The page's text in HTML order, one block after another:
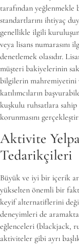
tarafından
standartlarını ihtiyaç
genellikle ilgili
veya lisans numarasını
denetlemek olasıdır.
müşteri bakiyelerinin
bilgilerin mahremiyetini
katılımcıların
kuşkulu ruhsatlara
korunmasını
Aktivite
Tedarikçileri
Büyük ve iyi bir içerik
yükselten önemli bir
keyif alternatiflerini
deneyimleri de
eğlenceleri (blackjack,
aktiviteler gibi ayrı